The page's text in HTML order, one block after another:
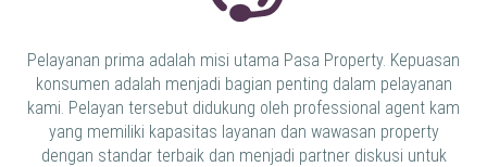
Pelayanan prima adalah misi utama Pasa Property. Kepuasan
konsumen adalah menjadi bagian penting dalam pelayanan
kami. Pelayan tersebut didukung oleh professional agent kam
yang memiliki kapasitas layanan dan wawasan property
dengan standar terbaik dan menjadi partner diskusi untuk